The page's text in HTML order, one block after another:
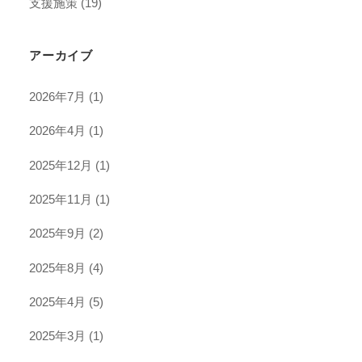
アーカイブ
2026年7月 (1)
2026年4月 (1)
2025年12月 (1)
2025年11月 (1)
2025年9月 (2)
2025年8月 (4)
2025年4月 (5)
2025年3月 (1)